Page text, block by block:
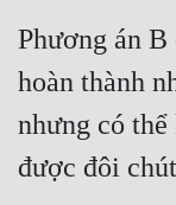
Phương án
hoàn thành
nhưng có